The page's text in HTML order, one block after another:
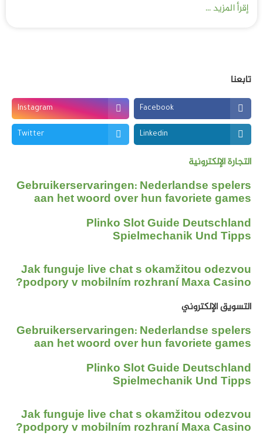
إقرأ المزيد ...
تابعنا
Facebook
Instagram
Linkedin
Twitter
التجارة الإلكترونية
Gebruikerservaringen: Nederlandse spelers
aan het woord over hun favoriete games
Plinko Slot Guide Deutschland
Spielmechanik Und Tipps
Jak funguje live chat s okamžitou odezvou
podpory v mobilním rozhraní Maxa Casino?
التسويق الإلكتروني
Gebruikerservaringen: Nederlandse spelers
aan het woord over hun favoriete games
Plinko Slot Guide Deutschland
Spielmechanik Und Tipps
Jak funguje live chat s okamžitou odezvou
podpory v mobilním rozhraní Maxa Casino?